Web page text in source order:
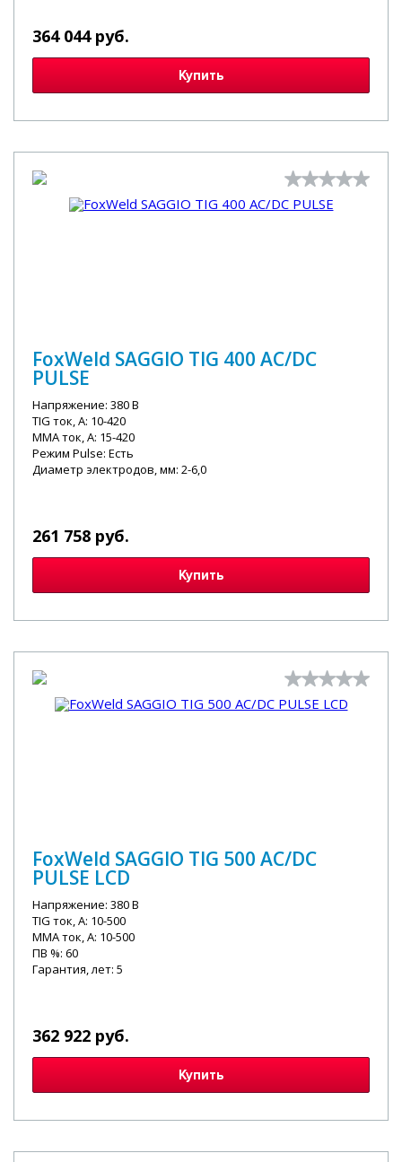
364 044 руб.
Купить
FoxWeld SAGGIO TIG 400 AC/DC
PULSE
Напряжение: 380 В
TIG ток, А: 10-420
MMA ток, А: 15-420
Режим Pulse: Есть
Диаметр электродов, мм: 2-6,0
261 758 руб.
Купить
FoxWeld SAGGIO TIG 500 AC/DC
PULSE LCD
Напряжение: 380 В
TIG ток, А: 10-500
MMA ток, А: 10-500
ПВ %: 60
Гарантия, лет: 5
362 922 руб.
Купить